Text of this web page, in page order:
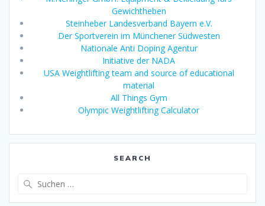
Gewichtheben
Steinheber Landesverband Bayern e.V.
Der Sportverein im Münchener Südwesten
Nationale Anti Doping Agentur
Initiative der NADA
USA Weightlifting team and source of educational
material
All Things Gym
Olympic Weightlifting Calculator
SEARCH